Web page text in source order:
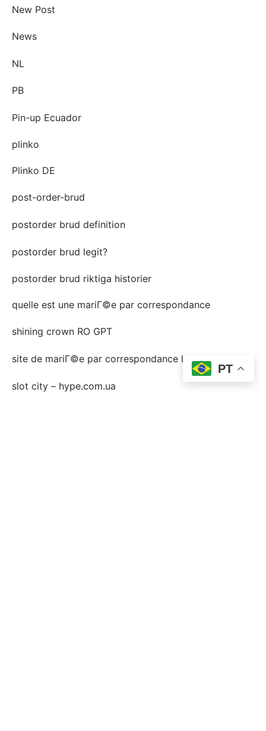
New Post
News
NL
PB
Pin-up Ecuador
plinko
Plinko DE
post-order-brud
postorder brud definition
postorder brud legit?
postorder brud riktiga historier
quelle est une mariГ©e par correspondance
shining crown RO GPT
site de mariГ©e par correspondance lГ©gitime
slot city – hype.com.ua
PT